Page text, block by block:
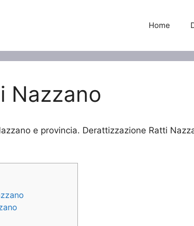
Home
Nazzano
e provincia. Derattizzazione Ratti